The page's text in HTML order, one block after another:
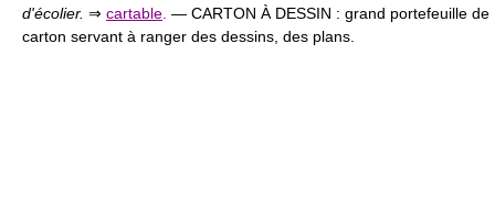
d'écolier. ⇒ cartable — CARTON À DESSIN : grand portefeuille de
carton servant à ranger des dessins, des plans.